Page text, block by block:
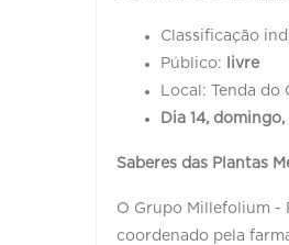
Classificação
Público:
livre
Local: Tenda do
Dia 14, domingo,
Saberes das Plantas
O Grupo Millefolium -
coordenado pela